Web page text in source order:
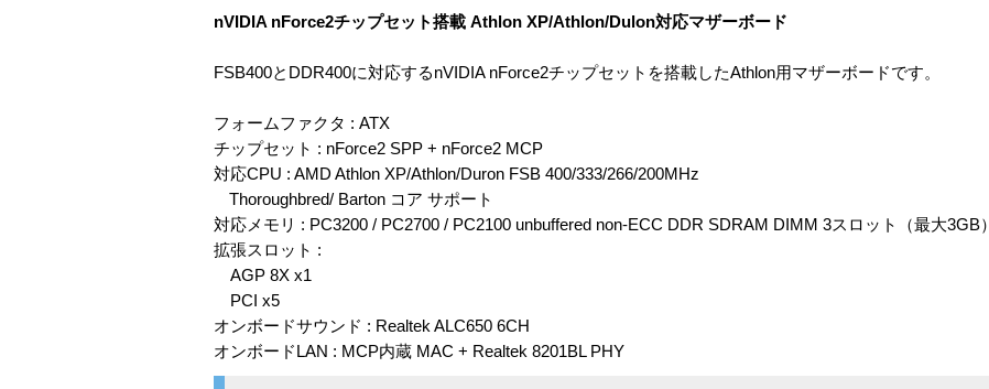
nVIDIA nForce2チップセット搭載 Athlon XP/Athlon/Dulon対応マザーボード
FSB400とDDR400に対応するnVIDIA nForce2チップセットを搭載したAthlon用マザーボードです。
フォームファクタ : ATX
チップセット : nForce2 SPP + nForce2 MCP
対応CPU : AMD Athlon XP/Athlon/Duron FSB 400/333/266/200MHz
Thoroughbred/ Barton コア サポート
対応メモリ : PC3200 / PC2700 / PC2100 unbuffered non-ECC DDR SDRAM DIMM 3スロット（最大3GB）
拡張スロット :
AGP 8X x1
PCI x5
オンボードサウンド : Realtek ALC650 6CH
オンボードLAN : MCP内蔵 MAC + Realtek 8201BL PHY